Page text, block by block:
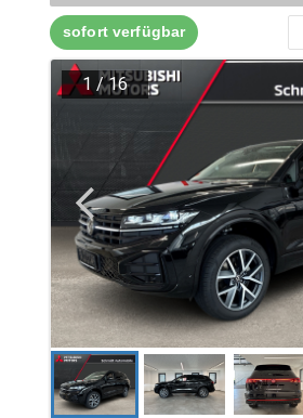
sofort verfügbar
1 /16